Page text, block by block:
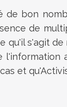
bon
de
qu'il s'agit
et